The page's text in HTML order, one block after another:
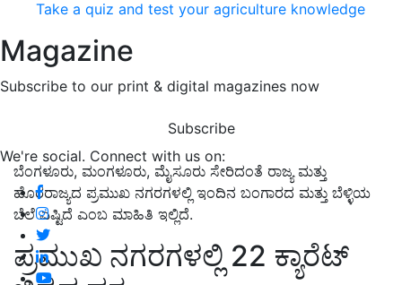
Take a quiz and test your agriculture knowledge
Magazine
Subscribe to our print & digital magazines now
Subscribe
We're social. Connect with us on:
ಬೆಂಗಳೂರು, ಮಂಗಳೂರು, ಮೈಸೂರು ಸೇರಿದಂತೆ ರಾಜ್ಯ ಮತ್ತು
ಹೊರರಾಜ್ಯದ ಪ್ರಮುಖ ನಗರಗಳಲ್ಲಿ ಇಂದಿನ ಬಂಗಾರದ ಮತ್ತು ಬೆಳ್ಳಿಯ
ಬೆಲೆ ಎಷ್ಟಿದೆ ಎಂಬ ಮಾಹಿತಿ ಇಲ್ಲಿದೆ.
ಪ್ರಮುಖ ನಗರಗಳಲ್ಲಿ 22 ಕ್ಯಾರೆಟ್‌